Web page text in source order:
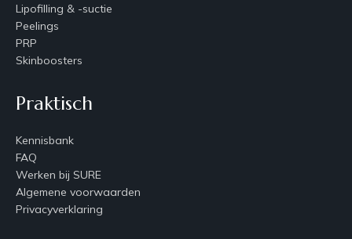
Lipofilling & -suctie
Peelings
PRP
Skinboosters
Praktisch
Kennisbank
FAQ
Werken bij SURE
Algemene voorwaarden
Privacyverklaring